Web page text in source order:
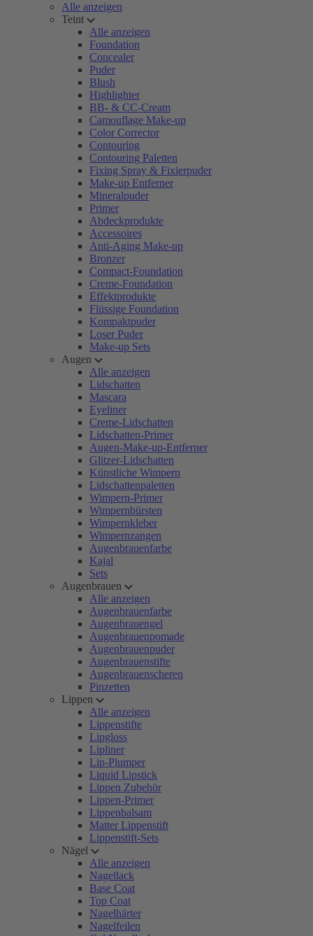
Alle anzeigen
Teint
Alle anzeigen
Foundation
Concealer
Puder
Blush
Highlighter
BB- & CC-Cream
Camouflage Make-up
Color Corrector
Contouring
Contouring Paletten
Fixing Spray & Fixierpuder
Make-up Entferner
Mineralpuder
Primer
Abdeckprodukte
Accessoires
Anti-Aging Make-up
Bronzer
Compact-Foundation
Creme-Foundation
Effektprodukte
Flüssige Foundation
Kompaktpuder
Loser Puder
Make-up Sets
Augen
Alle anzeigen
Lidschatten
Mascara
Eyeliner
Creme-Lidschatten
Lidschatten-Primer
Augen-Make-up-Entferner
Glitzer-Lidschatten
Künstliche Wimpern
Lidschattenpaletten
Wimpern-Primer
Wimpernbürsten
Wimpernkleber
Wimpernzangen
Augenbrauenfarbe
Kajal
Sets
Augenbrauen
Alle anzeigen
Augenbrauenfarbe
Augenbrauengel
Augenbrauenpomade
Augenbrauenpuder
Augenbrauenstifte
Augenbrauenscheren
Pinzetten
Lippen
Alle anzeigen
Lippenstifte
Lipgloss
Lipliner
Lip-Plumper
Liquid Lipstick
Lippen Zubehör
Lippen-Primer
Lippenbalsam
Matter Lippenstift
Lippenstift-Sets
Nägel
Alle anzeigen
Nagellack
Base Coat
Top Coat
Nagelhärter
Nagelfeilen